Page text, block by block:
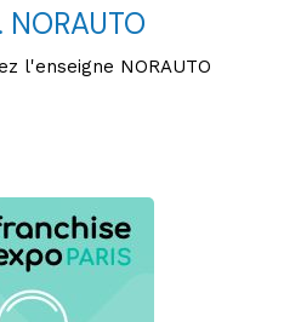
l'enseigne NORAUTO